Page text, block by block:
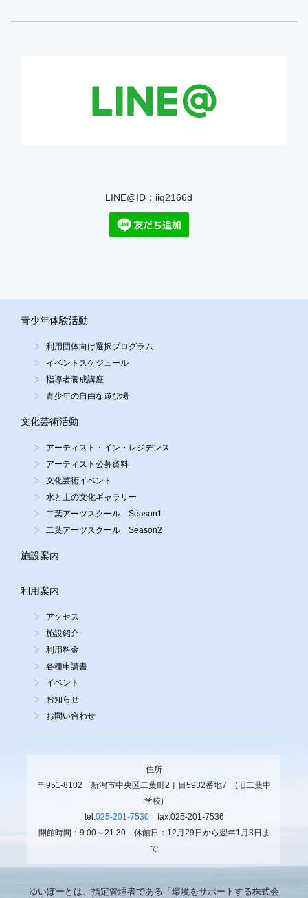
LINE@ID：iiq2166d
青少年体験活動
利用団体向け選択プログラム
イベントスケジュール
指導者養成講座
青少年の自由な遊び場
文化芸術活動
アーティスト・イン・レジデンス
アーティスト公募資料
文化芸術イベント
水と土の文化ギャラリー
二葉アーツスクール Season1
二葉アーツスクール Season2
施設案内
利用案内
アクセス
施設紹介
利用料金
各種申請書
イベント
お知らせ
お問い合わせ
住所
〒951-8102 新潟市中央区二葉町2丁目5932番地7 (旧二葉中
学校)
tel.025-201-7530fax.025-201-7536
開館時間：9:00～21:30 休館日：12月29日から翌年1月3日ま
で
ゆいぽーとは、指定管理者である「環境をサポートする株式会